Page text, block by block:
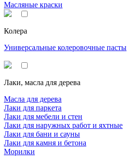
Масляные краски
Колера
Универсальные колеровочные пасты
Лаки, масла для дерева
Масла для дерева
Лаки для паркета
Лаки для мебели и стен
Лаки для наружных работ и яхтные
Лаки для бани и сауны
Лаки для камня и бетона
Морилки